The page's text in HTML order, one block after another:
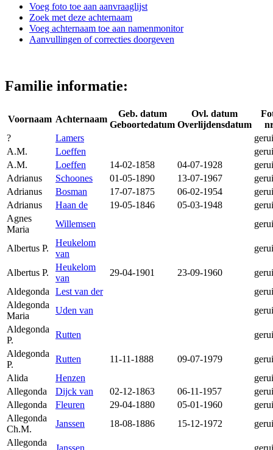
Voeg foto toe aan aanvraaglijst
Zoek met deze achternaam
Voeg achternaam toe aan namenmonitor
Aanvullingen of correcties doorgeven
Familie informatie:
Voornaam Achternaam
Geb. datum
Geboortedatum
Ovl. datum
Overlijdensdatum
?
Lamers
A.M.
Loeffen
A.M.
Loeffen 14-02-1858 04-07-1928
Adrianus
Schoones 01-05-1890 13-07-1967
Adrianus
Bosman 17-07-1875 06-02-1954
Adrianus
Haan de 19-05-1846 05-03-1948
Agnes
Maria
Willemsen
Albertus P.
Heukelom
van
Albertus P.
Heukelom
van
29-04-1901 23-09-1960
Aldegonda
Lest van der
Aldegonda
Maria
Uden van
Aldegonda
P.
Rutten
Aldegonda
P.
Rutten 11-11-1888 09-07-1979
Alida
Henzen
Allegonda
Dijck van 02-12-1863 06-11-1957
Allegonda
Fleuren 29-04-1880 05-01-1960
Allegonda
Ch.M.
Janssen 18-08-1886 15-12-1972
Allegonda
Janssen